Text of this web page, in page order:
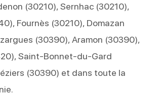
(30210), Sernhac (30210),
Fournès (30210), Domazan
(30390), Aramon (30390),
Saint-Bonnet-du-Gard
(30390) et dans toute la